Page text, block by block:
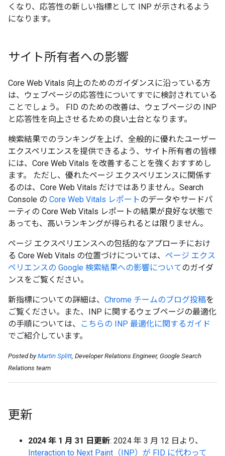
くなり、応答性の新しい指標として INP が示されるよう
になります。
サイト所有者への影響
Core Web Vitals 向上のためのガイダンスに沿っている方
は、ウェブページの応答性についてすでに検討されている
ことでしょう。 FID のための改善は、ウェブページの INP
と応答性を向上させるための良い土台となります。
検索結果でのランキングを上げ、全般的に優れたユーザー
エクスペリエンスを提供できるよう、サイト所有者の皆様
には、Core Web Vitals を改善することを強くおすすめし
ます。 ただし、優れたページ エクスペリエンスに関係す
るのは、Core Web Vitals だけではありません。Search
Console の Core Web Vitals レポートのデータやサードパ
ーティの Core Web Vitals レポートの結果が良好な状態で
あっても、高いランキングが得られるとは限りません。
ページ エクスペリエンスへの包括的なアプローチにおけ
る Core Web Vitals の位置づけについては、 ページ エクス
ペリエンスの Google 検索結果への影響についてのガイダ
ンスをご覧ください。
新指標についての詳細は、 Chrome チームのブログ投稿を
ご覧ください。また、INP に関するウェブページの最適化
の手順については、
こちらの INP 最適化に関するガイド
でご紹介しています。
Posted byMartin Splitt, Developer Relations Engineer, Google Search
Relations team
更新
2024 年 1 月 31 日更新: 2024 年 3 月 12 日より、
Interaction to Next Paint（INP）が FID に代わって